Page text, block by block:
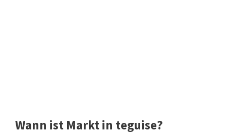
Wann ist Markt in teguise?